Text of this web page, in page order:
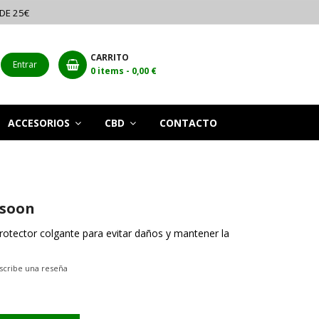
25€
Entrar
CARRITO
0 items - 0,00 €
ACCESORIOS CBD CONTACTO
colgante para evitar daños y mantener la
una reseña